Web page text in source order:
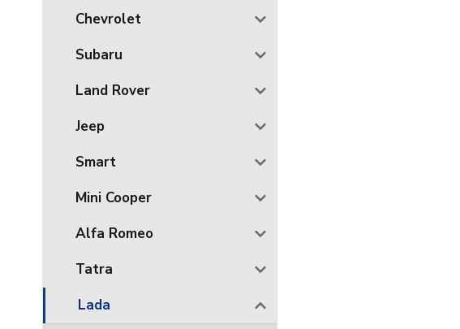
Chevrolet
Subaru
Land Rover
Jeep
Smart
Mini Cooper
Alfa Romeo
Tatra
Lada